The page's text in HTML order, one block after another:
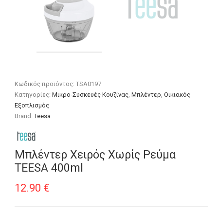
Κωδικός προϊόντος:TSA0197
Κατηγορίες:Μικρο-Συσκευές Κουζίνας,Μπλέντερ,Οικιακός
Εξοπλισμός
Brand:Teesa
Μπλέντερ Χειρός Χωρίς Ρεύμα
TEESA 400ml
12.90 €